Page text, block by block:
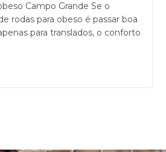
Campo Grande Se o
rodas para obeso é passar boa
para translados, o conforto